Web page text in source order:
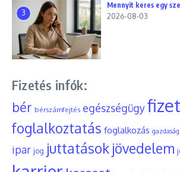
3
Mennyit keres egy
2026-08-03
Fizetés infók:
bér bérszámfejtés egészségügy
foglalkoztatás foglalkozás gazdaság
ipar jog juttatások jövedelem